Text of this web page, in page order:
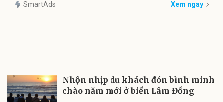
SmartAds Xem ngay
Nhộn nhịp du khách đón bình minh
chào năm mới ở biển Lâm Đồng